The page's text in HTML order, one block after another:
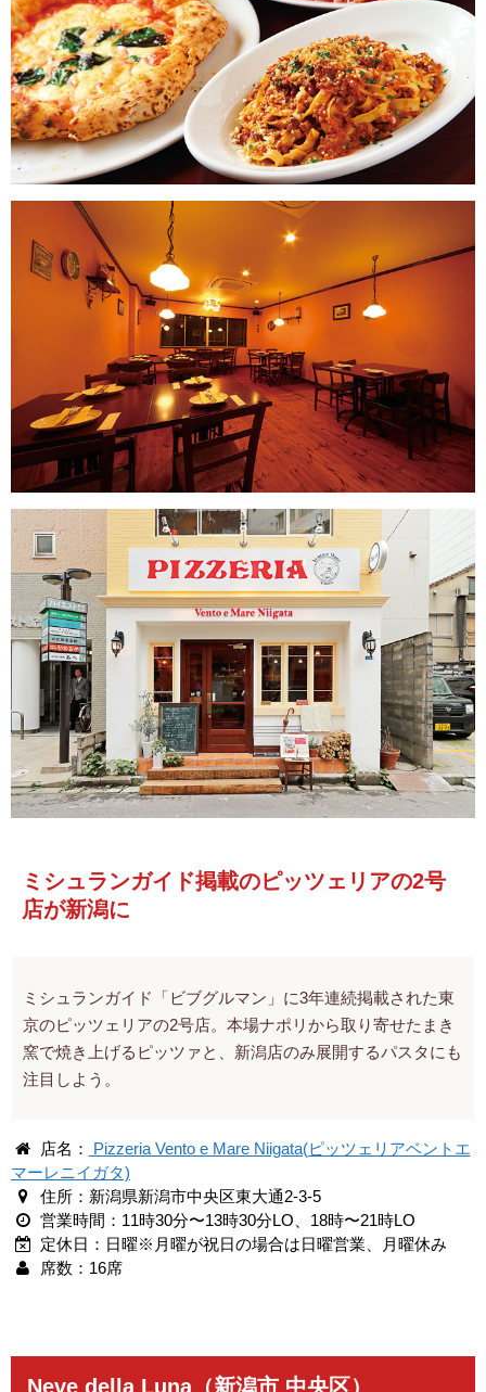
ミシュランガイド掲載のピッツェリアの2号
店が新潟に
ミシュランガイド「ビブグルマン」に3年連続掲載された東
京のピッツェリアの2号店。本場ナポリから取り寄せたまき
窯で焼き上げるピッツァと、新潟店のみ展開するパスタにも
注目しよう。
店名：
Pizzeria Vento e Mare Niigata(ピッツェリアベントエ
マーレニイガタ)
住所：新潟県新潟市中央区東大通2-3-5
営業時間：11時30分〜13時30分LO、18時〜21時LO
定休日：日曜※月曜が祝日の場合は日曜営業、月曜休み
席数：16席
Neve della Luna（新潟市 中央区）